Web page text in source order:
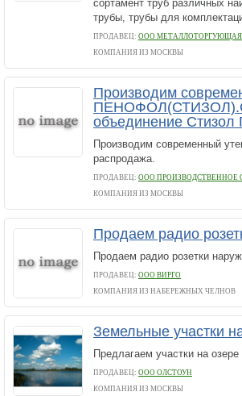
сортамент труб различных
трубы, трубы для
ПРОДАВЕЦ: ООО
КОМПАНИЯ ИЗ МОСКВЫ
Производим
объединение
Производим современный
распродажа.
ПРОДАВЕЦ: ООО ПРОИЗВОДСТВЕННОЕ
КОМПАНИЯ ИЗ МОСКВЫ
Продаем радио
Продаем радио розетки
ПРОДАВЕЦ: ООО ВИРГО
КОМПАНИЯ ИЗ НАБЕРЕЖНЫХ ЧЕЛНОВ
Земельные участки
Предлагаем участки на
ПРОДАВЕЦ: ООО ОЛСТОУН
КОМПАНИЯ ИЗ МОСКВЫ